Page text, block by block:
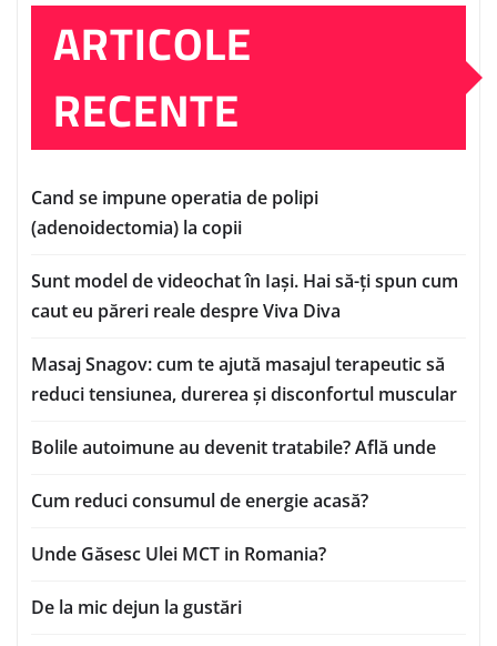
ARTICOLE
RECENTE
Cand se impune operatia de polipi
(adenoidectomia) la copii
Sunt model de videochat în Iași. Hai să-ți spun cum
caut eu păreri reale despre Viva Diva
Masaj Snagov: cum te ajută masajul terapeutic să
reduci tensiunea, durerea și disconfortul muscular
Bolile autoimune au devenit tratabile? Află unde
Cum reduci consumul de energie acasă?
Unde Găsesc Ulei MCT in Romania?
De la mic dejun la gustări